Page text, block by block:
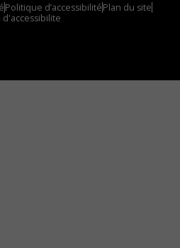
Politique d’accessibilitéPlan du site
d'accessibilite